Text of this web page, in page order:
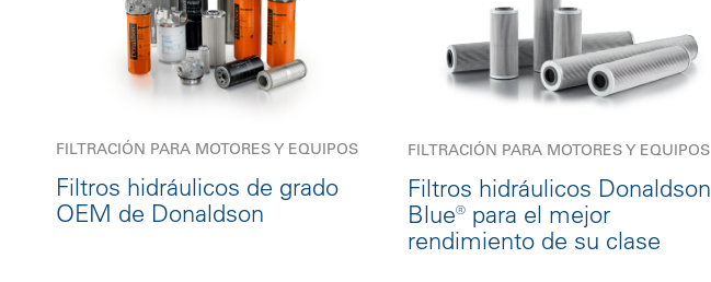
FILTRACIÓN PARA MOTORES Y EQUIPOS
Filtros hidráulicos de grado
OEM de Donaldson
FILTRACIÓN PARA MOTORES Y EQUIPOS
Filtros hidráulicos Donaldson
Blue® para el mejor
rendimiento de su clase